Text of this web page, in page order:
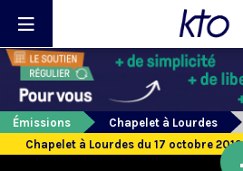
Émissions
Chapelet à Lourdes
Chapelet à Lourdes du 17 octobre 2019